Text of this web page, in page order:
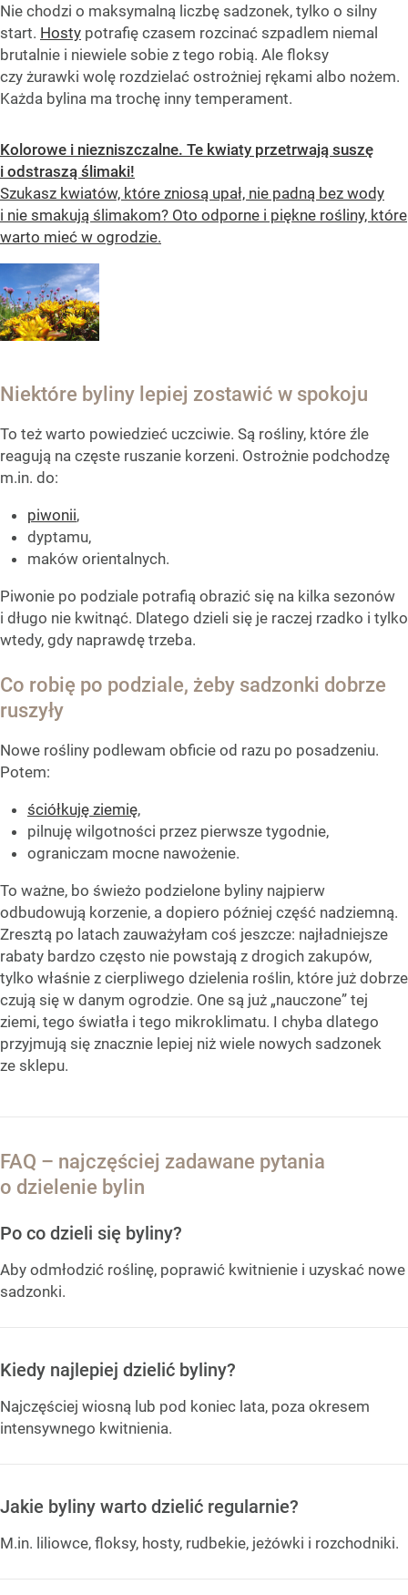
Nie chodzi o maksymalną liczbę sadzonek, tylko o silny
start. Hosty potrafię czasem rozcinać szpadlem niemal
brutalnie i niewiele sobie z tego robią. Ale floksy
czy żurawki wolę rozdzielać ostrożniej rękami albo nożem.
Każda bylina ma trochę inny temperament.
Kolorowe i niezniszczalne. Te kwiaty przetrwają suszę
i odstraszą ślimaki!
Szukasz kwiatów, które zniosą upał, nie padną bez wody
i nie smakują ślimakom? Oto odporne i piękne rośliny, które
warto mieć w ogrodzie.
Niektóre byliny lepiej zostawić w spokoju
To też warto powiedzieć uczciwie. Są rośliny, które źle
reagują na częste ruszanie korzeni. Ostrożnie podchodzę
m.in. do:
piwonii,
dyptamu,
maków orientalnych.
Piwonie po podziale potrafią obrazić się na kilka sezonów
i długo nie kwitnąć. Dlatego dzieli się je raczej rzadko i tylko
wtedy, gdy naprawdę trzeba.
Co robię po podziale, żeby sadzonki dobrze
ruszyły
Nowe rośliny podlewam obficie od razu po posadzeniu.
Potem:
ściółkuję ziemię,
pilnuję wilgotności przez pierwsze tygodnie,
ograniczam mocne nawożenie.
To ważne, bo świeżo podzielone byliny najpierw
odbudowują korzenie, a dopiero później część nadziemną.
Zresztą po latach zauważyłam coś jeszcze: najładniejsze
rabaty bardzo często nie powstają z drogich zakupów,
tylko właśnie z cierpliwego dzielenia roślin, które już dobrze
czują się w danym ogrodzie. One są już „nauczone” tej
ziemi, tego światła i tego mikroklimatu. I chyba dlatego
przyjmują się znacznie lepiej niż wiele nowych sadzonek
ze sklepu.
FAQ – najczęściej zadawane pytania
o dzielenie bylin
Po co dzieli się byliny?
Aby odmłodzić roślinę, poprawić kwitnienie i uzyskać nowe
sadzonki.
Kiedy najlepiej dzielić byliny?
Najczęściej wiosną lub pod koniec lata, poza okresem
intensywnego kwitnienia.
Jakie byliny warto dzielić regularnie?
M.in. liliowce, floksy, hosty, rudbekie, jeżówki i rozchodniki.